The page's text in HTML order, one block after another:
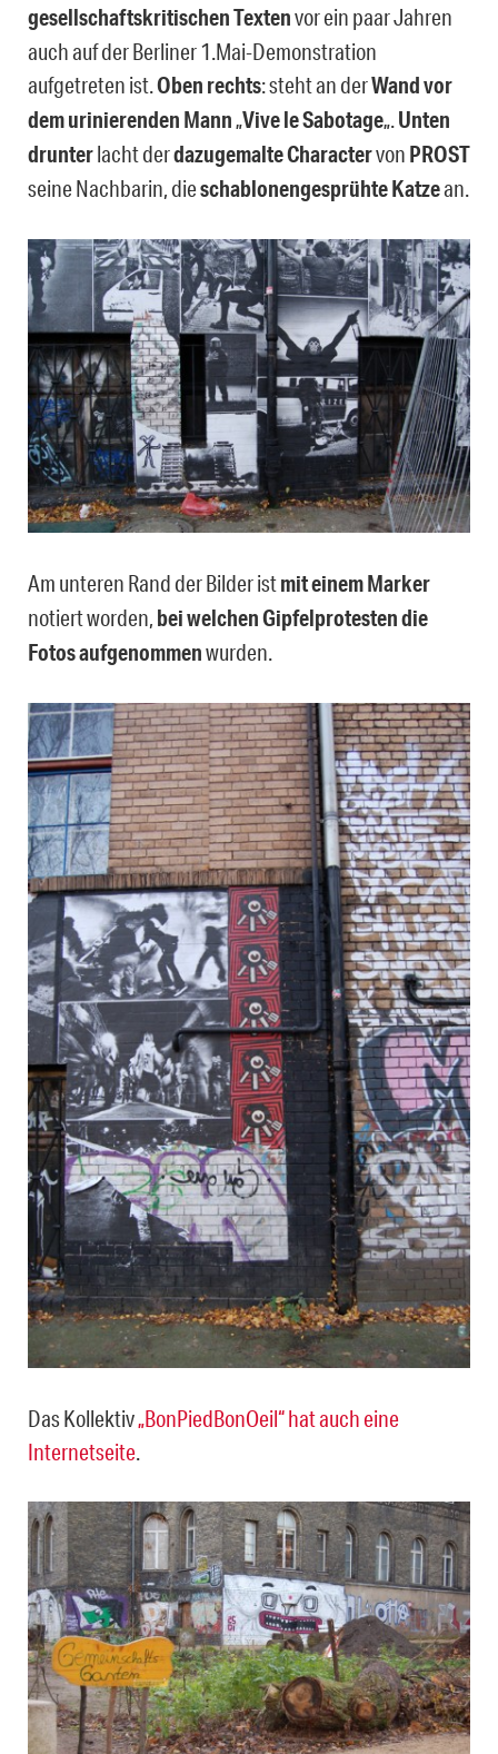
gesellschaftskritischen Textenvor ein paar Jahren
auch auf der Berliner 1.Mai-Demonstration
aufgetreten ist.Oben rechts: steht an derWand vor
dem urinierenden Mann„Vive le Sabotage„.Unten
drunterlacht derdazugemalte Charactervon PROST
seine Nachbarin, dieschablonengesprühte Katzean.
Am unteren Rand der Bilder istmit einem Marker
notiert worden, bei welchen Gipfelprotesten die
Fotos aufgenommenwurden.
Das Kollektiv„BonPiedBonOeil“ hat auch eine
Internetseite.